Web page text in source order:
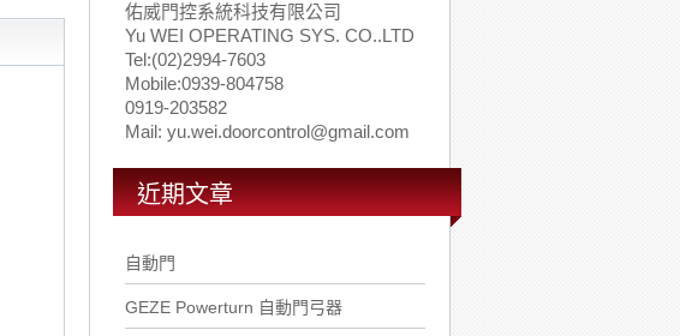
佑威門控系統科技有限公司
Yu WEI OPERATING SYS. CO..LTD
Tel:(02)2994-7603
Mobile:0939-804758
0919-203582
Mail: yu.wei.doorcontrol@gmail.com
近期文章
自動門
GEZE Powerturn 自動門弓器